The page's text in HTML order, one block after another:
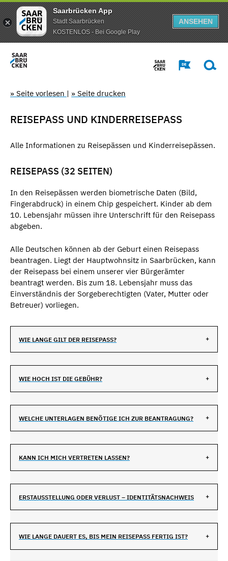
Saarbrücken App
Stadt Saarbrücken
KOSTENLOS - Bei Google Play
ANSEHEN
» Seite vorlesen | » Seite drucken
REISEPASS UND KINDERREISEPASS
Alle Informationen zu Reisepässen und Kinderreisepässen.
REISEPASS (32 SEITEN)
In den Reisepässen werden biometrische Daten (Bild,
Fingerabdruck) in einem Chip gespeichert. Kinder ab dem
10. Lebensjahr müssen ihre Unterschrift für den Reisepass
abgeben.
Alle Deutschen können ab der Geburt einen Reisepass
beantragen. Liegt der Hauptwohnsitz in Saarbrücken, kann
der Reisepass bei einem unserer vier Bürgerämter
beantragt werden. Bis zum 18. Lebensjahr muss das
Einverständnis der Sorgeberechtigten (Vater, Mutter oder
Betreuer) vorliegen.
WIE LANGE GILT DER REISEPASS?
WIE HOCH IST DIE GEBÜHR?
WELCHE UNTERLAGEN BENÖTIGE ICH ZUR BEANTRAGUNG?
KANN ICH MICH VERTRETEN LASSEN?
ERSTAUSSTELLUNG ODER VERLUST – IDENTITÄTSNACHWEIS
WIE LANGE DAUERT ES, BIS MEIN REISEPASS FERTIG IST?